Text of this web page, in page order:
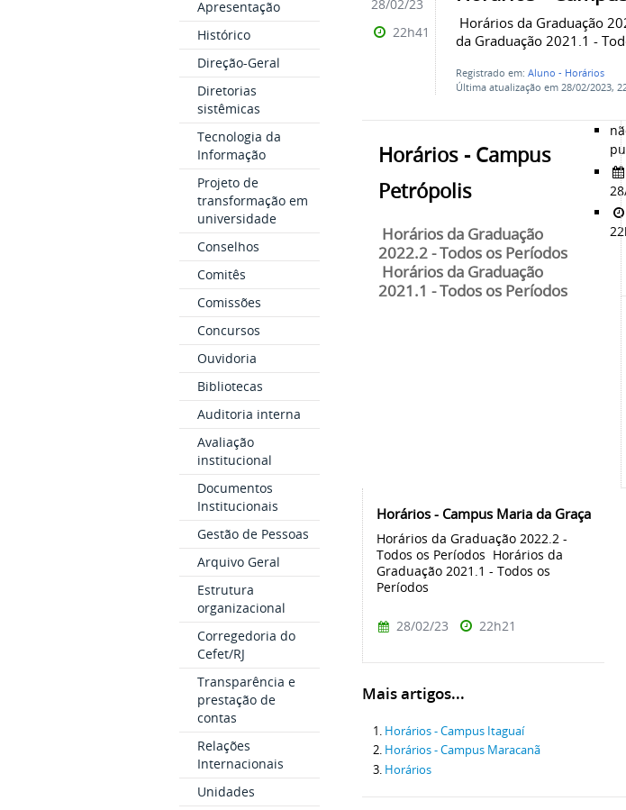
Apresentação
Histórico
Direção-Geral
Diretorias
sistêmicas
Tecnologia da
Informação
Projeto de
transformação em
universidade
Conselhos
Comitês
Comissões
Concursos
Ouvidoria
Bibliotecas
Auditoria interna
Avaliação
institucional
Documentos
Institucionais
Gestão de Pessoas
Arquivo Geral
Estrutura
organizacional
Corregedoria do
Cefet/RJ
Transparência e
prestação de
contas
Relações
Internacionais
Unidades
Horários da Graduação
da Graduação 2021.1 -
Registrado em: Aluno - Horários
Última atualização em 28/02/2023,
28/02/23
22h41
Horários - Campus
Petrópolis
Horários da Graduação
2022.2 - Todos os Períodos
Horários da Graduação
2021.1 - Todos os Períodos
Horários - Campus Maria da Graça
Horários da Graduação 2022.2 -
Todos os Períodos Horários da
Graduação 2021.1 - Todos os
Períodos
28/02/23 22h21
Mais artigos...
Horários - Campus Itaguaí
Horários - Campus Maracanã
Horários